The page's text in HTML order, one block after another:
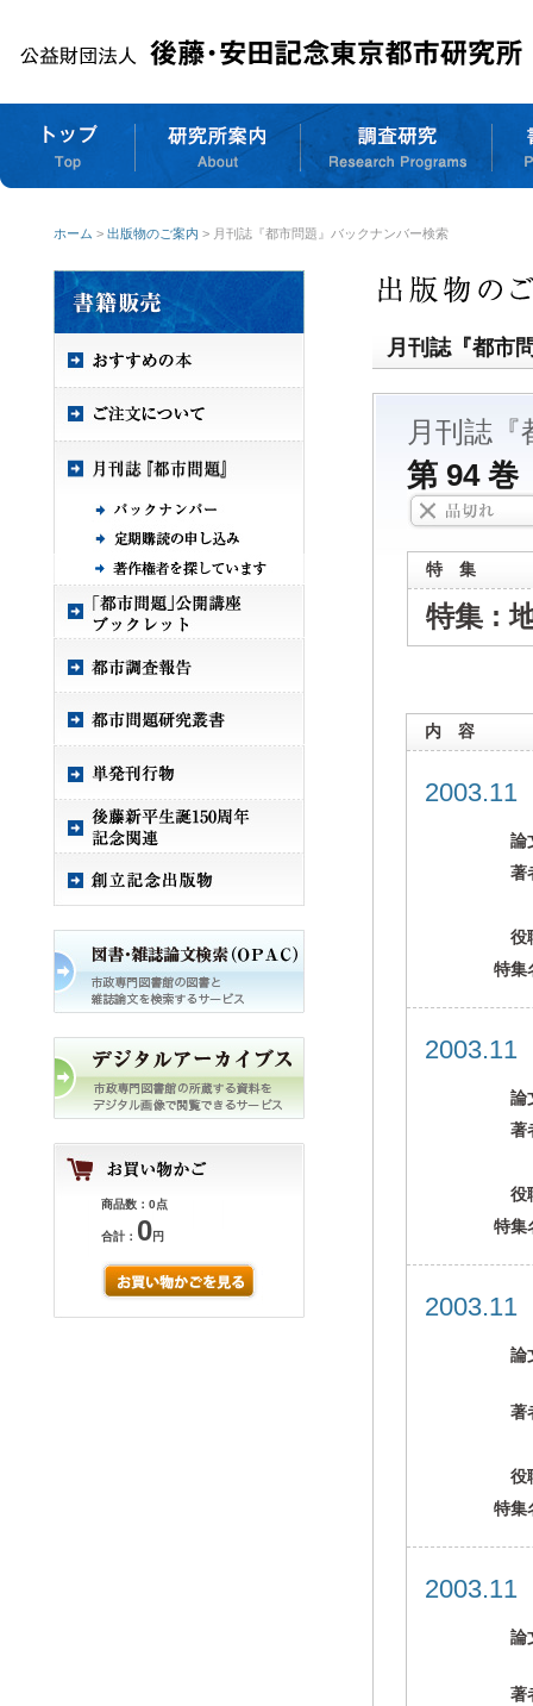
ホーム > 出版物のご案内 > 月刊誌『都市問題』バックナンバー検索
商品数：0点
合計： 0円
月刊誌『都市
月刊誌『
第 94
特 集
特集 :
内 容
論
著
役
特集
論
著
役
特集
論
著
役
特集
論
著